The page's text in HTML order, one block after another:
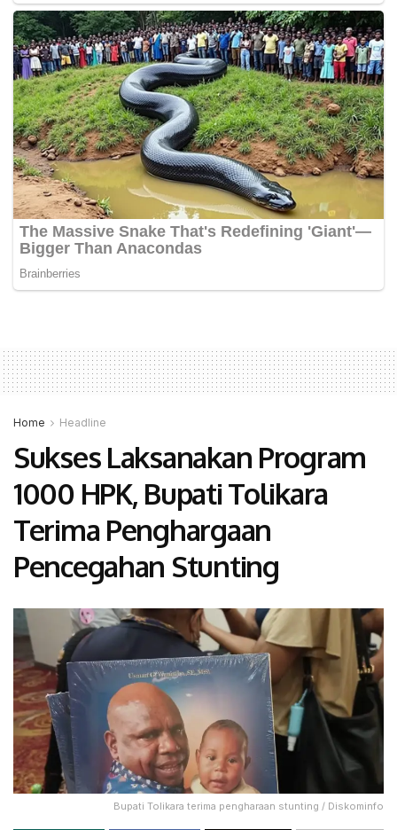
Home Headline
Sukses Laksanakan Program
1000 HPK, Bupati Tolikara
Terima Penghargaan
Pencegahan Stunting
Bupati Tolikara terima pengharaan stunting / Diskominfo